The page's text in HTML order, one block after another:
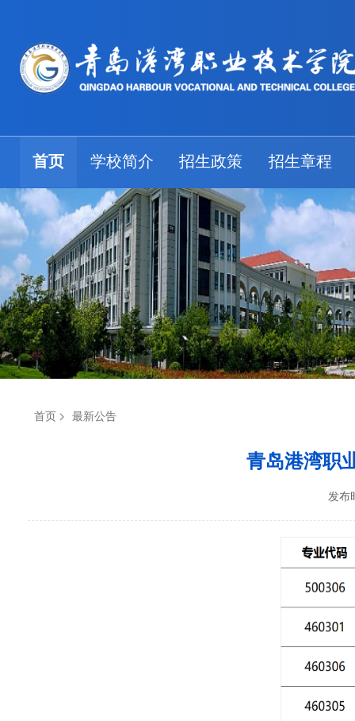
首页 学校简介 招生政策 招生章程
首页 最新公告
青岛港湾职
发布